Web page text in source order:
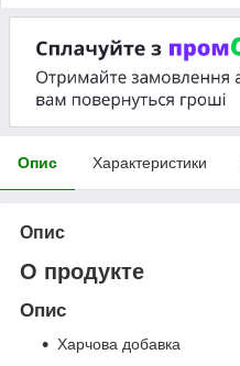
Опис Характеристики
Опис
О продукте
Опис
Харчова добавка